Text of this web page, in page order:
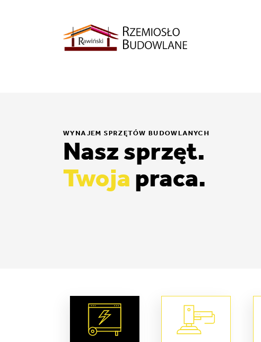
WYNAJEM SPRZĘTÓW BUDOWLANYCH
Nasz sprzęt.
Twoja praca.